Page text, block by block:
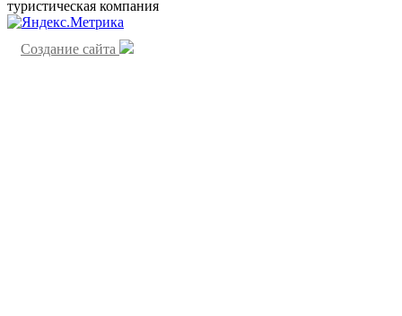
туристическая компания
Создание сайта